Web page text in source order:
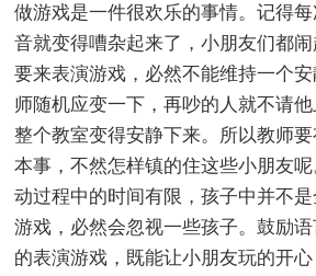
做游戏是一件很欢乐的事情。记得
音就变得嘈杂起来了，小朋友们都
要来表演游戏，必然不能维持一个
师随机应变一下，再吵的人就不请
整个教室变得安静下来。所以教师
本事，不然怎样镇的住这些小朋友
动过程中的时间有限，孩子中并不
游戏，必然会忽视一些孩子。鼓励
的表演游戏，既能让小朋友玩的开